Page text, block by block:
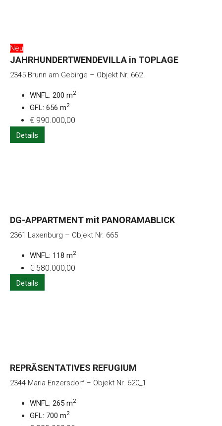
Neu
JAHRHUNDERTWENDEVILLA in TOPLAGE
2345 Brunn am Gebirge – Objekt Nr. 662
WNFL: 200 m2
GFL: 656 m2
€ 990.000,00
Details
DG-APPARTMENT mit PANORAMABLICK
2361 Laxenburg – Objekt Nr. 665
WNFL: 118 m2
€ 580.000,00
Details
REPRÄSENTATIVES REFUGIUM
2344 Maria Enzersdorf – Objekt Nr. 620_1
WNFL: 265 m2
GFL: 700 m2